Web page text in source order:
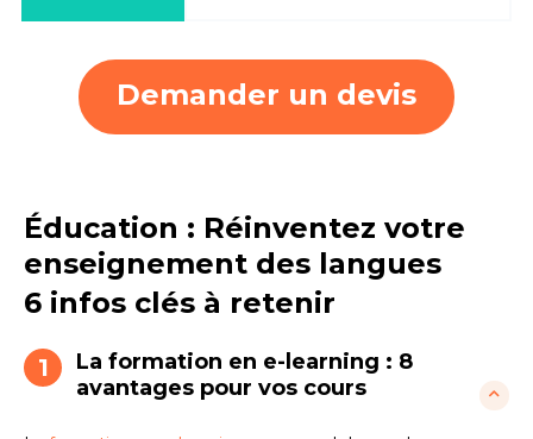
Demander un devis
Éducation : Réinventez votre
enseignement des langues
6 infos clés à retenir
1
La formation en e-learning : 8
avantages pour vos cours